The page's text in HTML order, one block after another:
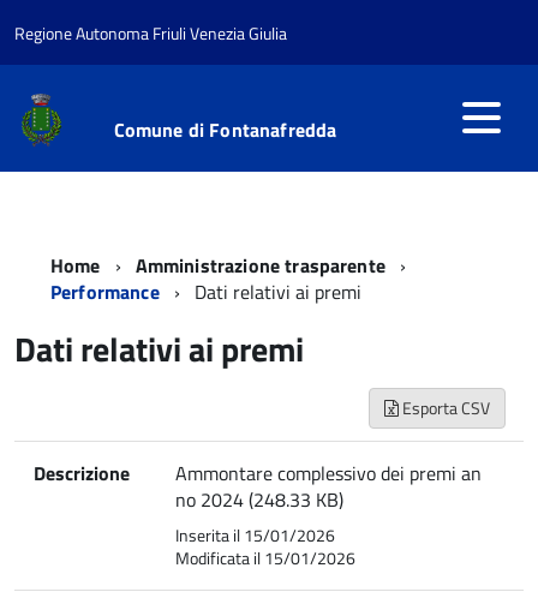
Regione Autonoma Friuli Venezia Giulia
Comune di Fontanafredda
Home
Amministrazione trasparente
Performance
Dati relativi ai premi
Dati relativi ai premi
Esporta CSV
Descrizione
Ammontare complessivo dei premi an
no 2024 (248.33 KB)
Inserita il 15/01/2026
Modificata il 15/01/2026